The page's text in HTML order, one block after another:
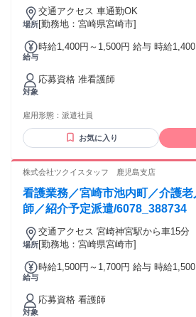
場所
交通アクセス 車通勤OK
[勤務地：宮崎県宮崎市]
給与
時給1,400円～1,500円 給与 時給1,400円〜
年末年始手当 給与詳細: 経験を考慮の上決定 締日・支払日
（支払い方法）: 月末締め・翌月15日
対象
応募資格 准看護師
雇用形態： 派遣社員
お気に入り
株式会社ツクイスタッフ 鹿児島支店
看護業務／宮崎市池内町／介護
師／紹介予定派遣/6078_388734
場所
交通アクセス 宮崎神宮駅から車15分
[勤務地：宮崎県宮崎市]
給与
時給1,500円～1,700円 給与 時給1,500円〜
当（時給25％割増） 年末年始手当 給与詳細: 経験を考慮の上
決定 締日・支払日（支払い方法）: 月末締め・翌月15日支払
対象
応募資格 看護師